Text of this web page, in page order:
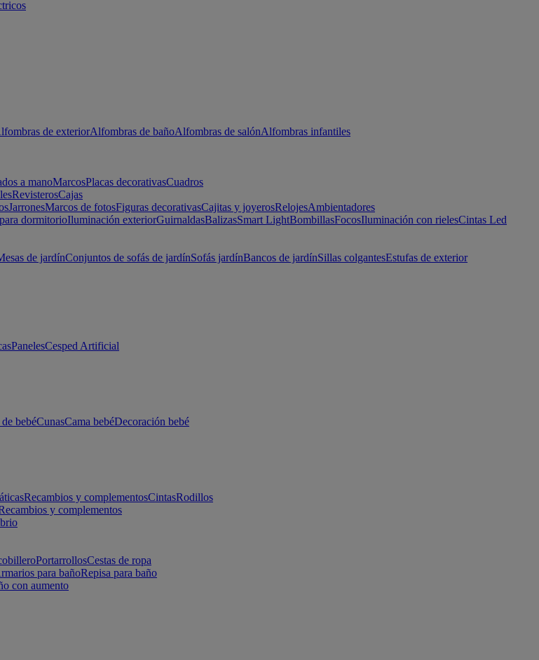
de exteriorAlfombras de bañoAlfombras de salónAlfombras infantiles
a manoMarcosPlacas decorativasCuadros
RevisterosCajas
JarronesMarcos de fotosFiguras decorativasCajitas y joyerosRelojesAmbientadores
dormitorioIluminación exteriorGuirnaldasBalizasSmart LightBombillasFocosIluminación con rielesCintas Led
de jardínConjuntos de sofás de jardínSofás jardínBancos de jardínSillas colgantesEstufas de exterior
PanelesCesped Artificial
bebéCunasCama bebéDecoración bebé
Recambios y complementosCintasRodillos
y complementos
PortarrollosCestas de ropa
para bañoRepisa para baño
con aumento